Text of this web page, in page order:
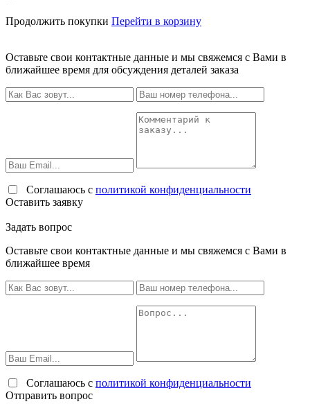
Продолжить покупки Перейти в корзину
Оставьте свои контактные данные и мы свяжемся с Вами в
ближайшее время для обсуждения деталей заказа
Соглашаюсь с политикой конфиденциальности
Оставить заявку
Задать вопрос
Оставьте свои контактные данные и мы свяжемся с Вами в
ближайшее время
Соглашаюсь с политикой конфиденциальности
Отправить вопрос